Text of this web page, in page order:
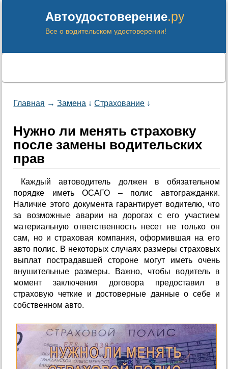
Автоудостоверение.ру
Все о водительском удостоверении!
Главная →Замена ↓Страхование ↓
Нужно ли менять страховку
после замены водительских
прав
Каждый автоводитель должен в обязательном
порядке иметь ОСАГО – полис автогражданки.
Наличие этого документа гарантирует водителю, что
за возможные аварии на дорогах с его участием
материальную ответственность несет не только он
сам, но и страховая компания, оформившая на его
авто полис. В некоторых случаях размеры страховых
выплат пострадавшей стороне могут иметь очень
внушительные размеры. Важно, чтобы водитель в
момент заключения договора предоставил в
страховую четкие и достоверные данные о себе и
собственном авто.